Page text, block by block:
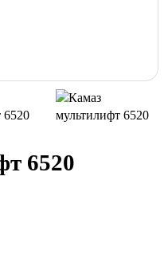
6520